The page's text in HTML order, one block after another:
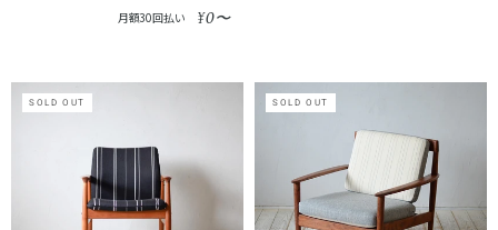
月額30回払い ¥0〜
SOLD OUT SOLD OUT